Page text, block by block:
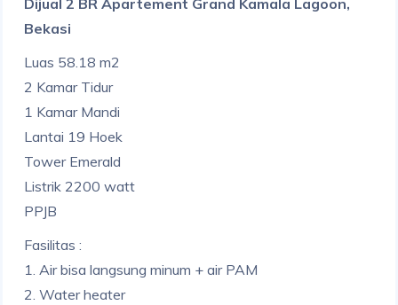
Dijual 2 BR Apartement Grand Kamala Lagoon,
Bekasi
Luas 58.18 m2
2 Kamar Tidur
1 Kamar Mandi
Lantai 19 Hoek
Tower Emerald
Listrik 2200 watt
PPJB
Fasilitas :
1. Air bisa langsung minum + air PAM
2. Water heater